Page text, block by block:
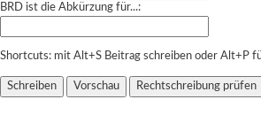
BRD ist die Abkürzung für...:
Shortcuts: mit Alt+S Beitrag schreiben oder Alt+P